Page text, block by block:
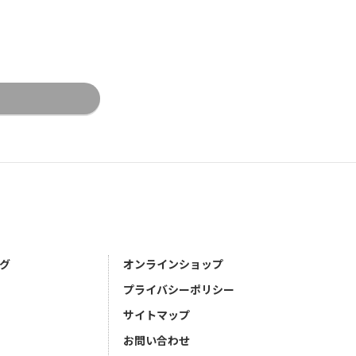
オンラインショップ
プライバシーポリシー
サイトマップ
お問い合わせ